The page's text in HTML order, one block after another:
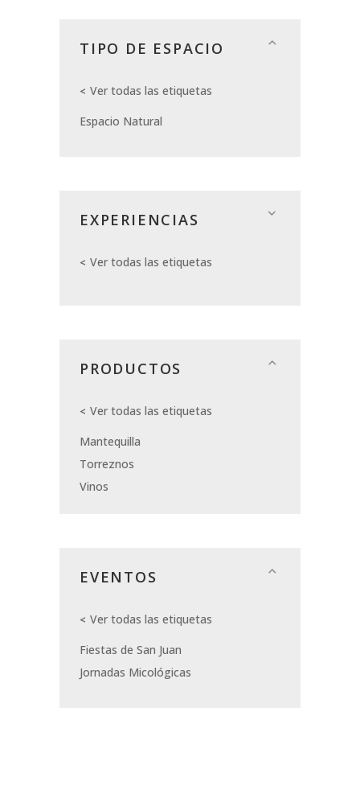
TIPO DE ESPACIO
Ver todas las etiquetas
Espacio Natural
EXPERIENCIAS
Ver todas las etiquetas
PRODUCTOS
Ver todas las etiquetas
Mantequilla
Torreznos
Vinos
EVENTOS
Ver todas las etiquetas
Fiestas de San Juan
Jornadas Micológicas